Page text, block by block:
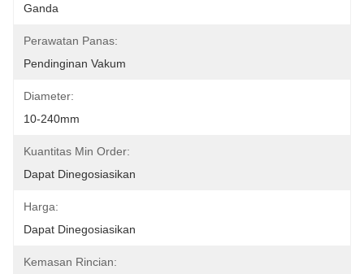
Ganda
Perawatan Panas:
Pendinginan Vakum
Diameter:
10-240mm
Kuantitas Min Order:
Dapat Dinegosiasikan
Harga:
Dapat Dinegosiasikan
Kemasan Rincian: